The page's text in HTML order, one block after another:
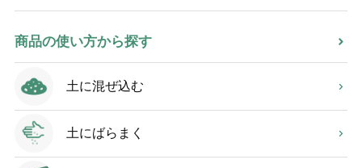
商品の使い方から探す
土に混ぜ込む
土にばらまく